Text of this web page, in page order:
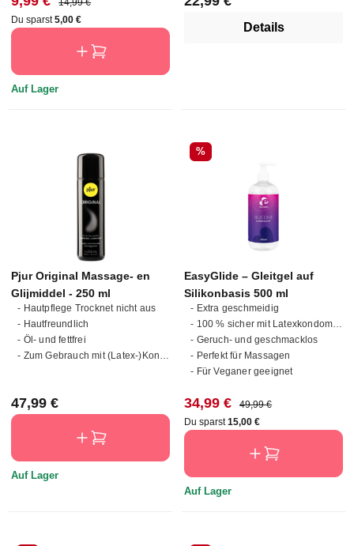
14,99 €
Du sparst5,00 €
Auf Lager
Details
Pjur Original Massage- en
Glijmiddel - 250 ml
- Hautpflege Trocknet nicht aus
- Hautfreundlich
- Öl- und fettfrei
- Zum Gebrauch mit (Latex-)Kondomen geeignet
Regulärer Preis:
47,99 €
Auf Lager
Rabatt
%
EasyGlide – Gleitgel auf
Silikonbasis 500 ml
- Extra geschmeidig
- 100 % sicher mit Latexkondomen
- Geruch- und geschmacklos
- Perfekt für Massagen
- Für Veganer geeignet
Verkaufspreis:
34,99 € Regulärer Preis:
49,99 €
Du sparst15,00 €
Auf Lager